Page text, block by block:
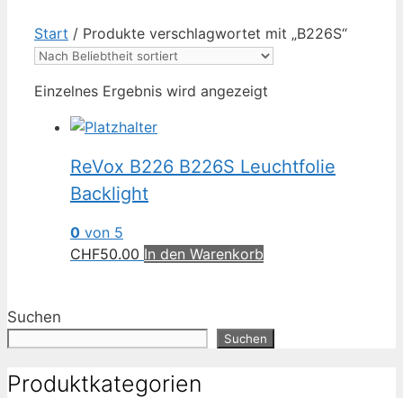
Start / Produkte verschlagwortet mit „B226S“
Einzelnes Ergebnis wird angezeigt
ReVox B226 B226S Leuchtfolie
Backlight
0 von 5
CHF50.00 In den Warenkorb
Suchen
Suchen
Produktkategorien